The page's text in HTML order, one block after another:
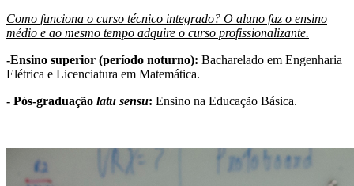
Como funciona o curso técnico integrado? O aluno faz o ensino
médio e ao mesmo tempo adquire o curso profissionalizante.
-Ensino superior (período noturno): Bacharelado em Engenharia
Elétrica e Licenciatura em Matemática.
- Pós-graduação latu sensu: Ensino na Educação Básica.